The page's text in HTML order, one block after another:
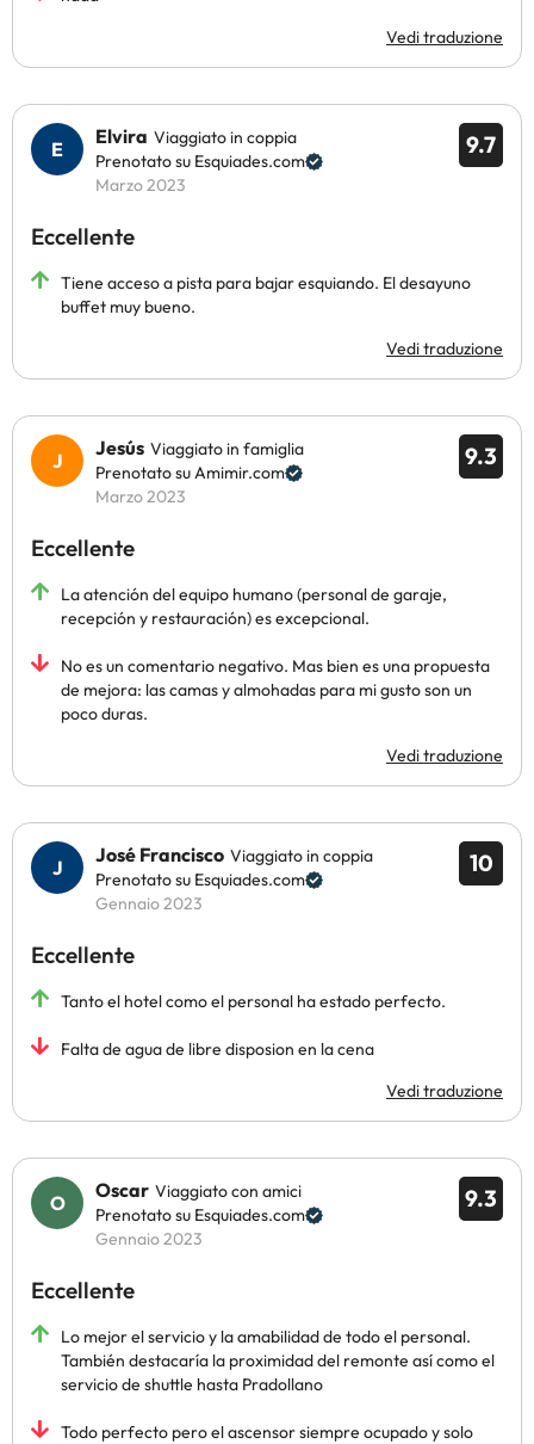
Vedi traduzione
9.7
Elvira Viaggiato in coppia
Prenotato su Esquiades.com
Marzo 2023
Eccellente
Tiene acceso a pista para bajar esquiando. El desayuno
buffet muy bueno.
Vedi traduzione
9.3
Jesús Viaggiato in famiglia
Prenotato su Amimir.com
Marzo 2023
Eccellente
La atención del equipo humano (personal de garaje,
recepción y restauración) es excepcional.
No es un comentario negativo. Mas bien es una propuesta
de mejora: las camas y almohadas para mi gusto son un
poco duras.
Vedi traduzione
10
José Francisco Viaggiato in coppia
Prenotato su Esquiades.com
Gennaio 2023
Eccellente
Tanto el hotel como el personal ha estado perfecto.
Falta de agua de libre disposion en la cena
Vedi traduzione
9.3
Oscar Viaggiato con amici
Prenotato su Esquiades.com
Gennaio 2023
Eccellente
Lo mejor el servicio y la amabilidad de todo el personal.
También destacaría la proximidad del remonte así como el
servicio de shuttle hasta Pradollano
Todo perfecto pero el ascensor siempre ocupado y solo